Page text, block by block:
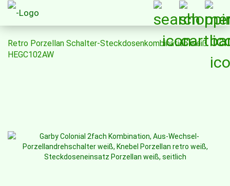
Retro Porzellan Schalter-Steckdosenkombination weiß
HEGC102AW